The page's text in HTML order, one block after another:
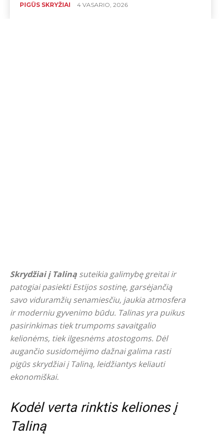
PIGŪS SKRYŽIAI 4 VASARIO, 2026
Skrydžiai į Taliną suteikia galimybę greitai ir
patogiai pasiekti Estijos sostinę, garsėjančią
savo viduramžių senamiesčiu, jaukia atmosfera
ir moderniu gyvenimo būdu. Talinas yra puikus
pasirinkimas tiek trumpoms savaitgalio
kelionėms, tiek ilgesnėms atostogoms. Dėl
augančio susidomėjimo dažnai galima rasti
pigūs skrydžiai į Taliną, leidžiantys keliauti
ekonomiškai.
Kodėl verta rinktis keliones į
Taliną